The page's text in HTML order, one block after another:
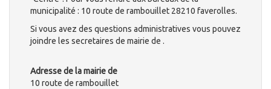
municipalité : 10 route de rambouillet 28210 faverolles.
Si vous avez des questions administratives vous pouvez
joindre les secretaires de mairie de .
Adresse de la mairie de
10 route de rambouillet